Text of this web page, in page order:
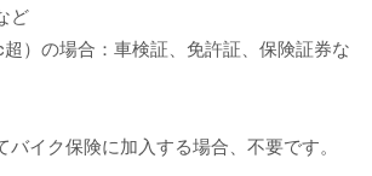
ど
超）の場合：車検証、免許証、保険証券な
イク保険に加入する場合、不要です。